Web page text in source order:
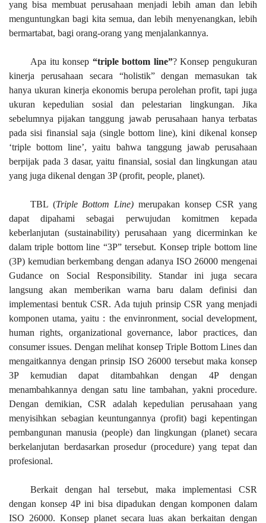
yang bisa membuat perusahaan menjadi lebih aman dan lebih
menguntungkan bagi kita semua, dan lebih menyenangkan, lebih
bermartabat, bagi orang-orang yang menjalankannya.
Apa itu konsep “triple bottom line”? Konsep pengukuran
kinerja perusahaan secara “holistik” dengan memasukan tak
hanya ukuran kinerja ekonomis berupa perolehan profit, tapi juga
ukuran kepedulian sosial dan pelestarian lingkungan. Jika
sebelumnya pijakan tanggung jawab perusahaan hanya terbatas
pada sisi finansial saja (single bottom line), kini dikenal konsep
‘triple bottom line’, yaitu bahwa tanggung jawab perusahaan
berpijak pada 3 dasar, yaitu finansial, sosial dan lingkungan atau
yang juga dikenal dengan 3P (profit, people, planet).
TBL (Triple Bottom Line) merupakan konsepCSR yang
dapat dipahami sebagai perwujudan komitmen kepada
keberlanjutan (sustainability) perusahaan yang dicerminkan ke
dalam triple bottom line “3P” tersebut. Konsep triple bottom line
(3P) kemudian berkembang dengan adanya ISO 26000 mengenai
Gudance on Social Responsibility. Standar ini juga secara
langsung akan memberikan warna baru dalam definisi dan
implementasi bentuk CSR. Ada tujuh prinsip CSR yang menjadi
komponen utama, yaitu : the envinronment, social development,
human rights, organizational governance, labor practices, dan
consumer issues. Dengan melihat konsep Triple Bottom Lines dan
mengaitkannya dengan prinsip ISO 26000 tersebut maka konsep
3P kemudian dapat ditambahkan dengan 4P dengan
menambahkannya dengan satu line tambahan, yakni procedure.
Dengan demikian, CSR adalah kepedulian perusahaan yang
menyisihkan sebagian keuntungannya (profit) bagi kepentingan
pembangunan manusia (people) dan lingkungan (planet) secara
berkelanjutan berdasarkan prosedur (procedure) yang tepat dan
profesional.
Berkait dengan hal tersebut, maka implementasi CSR
dengan konsep 4P ini bisa dipadukan dengan komponen dalam
ISO 26000. Konsep planet secara luas akan berkaitan dengan